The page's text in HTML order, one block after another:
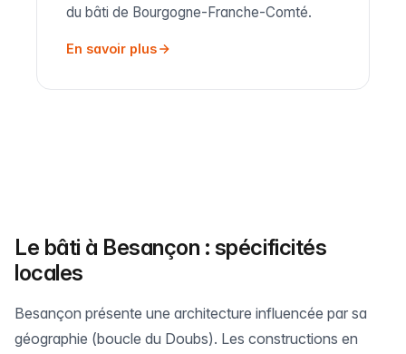
du bâti de Bourgogne-Franche-Comté.
En savoir plus
Le bâti à Besançon : spécificités
locales
Besançon présente une architecture influencée par sa
géographie (boucle du Doubs). Les constructions en